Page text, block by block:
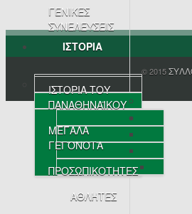
ΓΕΝΙΚΕΣ
ΣΥΝΕΛΕΥΣΕΙΣ
ΙΣΤΟΡΙΑ
ΙΣΤΟΡΙΑ ΤΟΥ
ΠΑΝΑΘΗΝΑΪΚΟΥ
ΜΕΓΑΛΑ
ΓΕΓΟΝΟΤΑ
ΠΡΟΣΩΠΙΚΟΤΗΤΕΣ
ΑΘΛΗΤΕΣ
© 2015